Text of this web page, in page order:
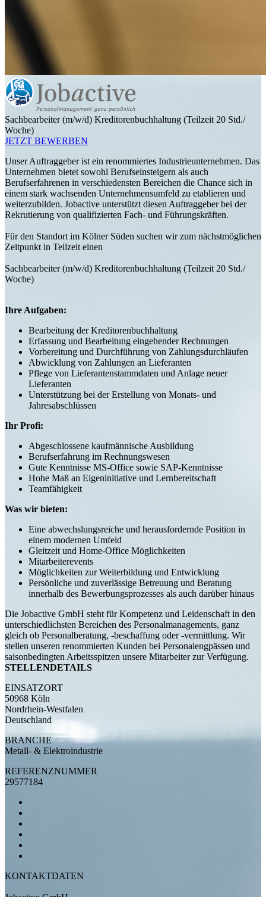
Sachbearbeiter (m/w/d) Kreditorenbuchhaltung (Teilzeit 20 Std./
Woche)
JETZT BEWERBEN
Unser Auftraggeber ist ein renommiertes Industrieunternehmen. Das
Unternehmen bietet sowohl Berufseinsteigern als auch
Berufserfahrenen in verschiedensten Bereichen die Chance sich in
einem stark wachsenden Unternehmensumfeld zu etablieren und
weiterzubilden. Jobactive unterstützt diesen Auftraggeber bei der
Rekrutierung von qualifizierten Fach- und Führungskräften.
Für den Standort im Kölner Süden suchen wir zum nächstmöglichen
Zeitpunkt in Teilzeit einen
Sachbearbeiter (m/w/d) Kreditorenbuchhaltung (Teilzeit 20 Std./
Woche)
Ihre Aufgaben:
Bearbeitung der Kreditorenbuchhaltung
Erfassung und Bearbeitung eingehender Rechnungen
Vorbereitung und Durchführung von Zahlungsdurchläufen
Abwicklung von Zahlungen an Lieferanten
Pflege von Lieferantenstammdaten und Anlage neuer
Lieferanten
Unterstützung bei der Erstellung von Monats- und
Jahresabschlüssen
Ihr Profi:
Abgeschlossene kaufmännische Ausbildung
Berufserfahrung im Rechnungswesen
Gute Kenntnisse MS-Office sowie SAP-Kenntnisse
Hohe Maß an Eigeninitiative und Lernbereitschaft
Teamfähigkeit
Was wir bieten:
Eine abwechslungsreiche und herausfordernde Position in
einem modernen Umfeld
Gleitzeit und Home-Office Möglichkeiten
Mitarbeiterevents
Möglichkeiten zur Weiterbildung und Entwicklung
Persönliche und zuverlässige Betreuung und Beratung
innerhalb des Bewerbungsprozesses als auch darüber hinaus
Die Jobactive GmbH steht für Kompetenz und Leidenschaft in den
unterschiedlichsten Bereichen des Personalmanagements, ganz
gleich ob Personalberatung, -beschaffung oder -vermittlung. Wir
stellen unseren renommierten Kunden bei Personalengpässen und
saisonbedingten Arbeitsspitzen unsere Mitarbeiter zur Verfügung.
STELLENDETAILS
EINSATZORT
50968 Köln
Nordrhein-Westfalen
Deutschland
BRANCHE
Metall- & Elektroindustrie
REFERENZNUMMER
29577184
KONTAKTDATEN